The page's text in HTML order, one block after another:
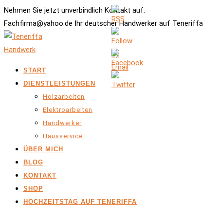
Nehmen Sie jetzt unverbindlich Kontakt auf.
Fachfirma@yahoo.de Ihr deutscher Handwerker auf Teneriffa
START
DIENSTLEISTUNGEN
Holzarbeiten
Elektroarbeiten
Handwerker
Hausservice
ÜBER MICH
BLOG
KONTAKT
SHOP
HOCHZEITSTAG AUF TENERIFFA